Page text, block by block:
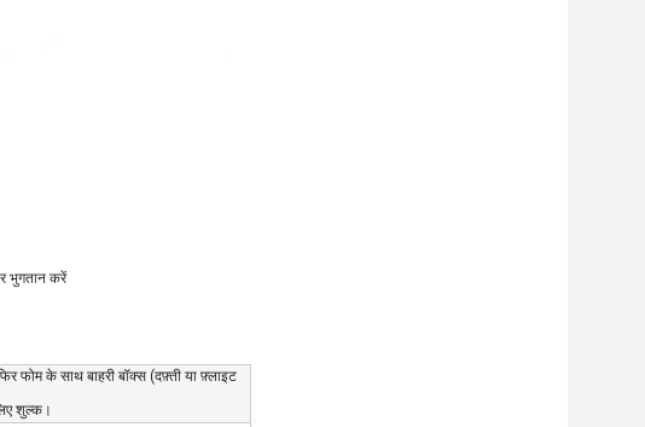
भुगतान करें
फोम के साथ बाहरी बॉक्स (दफ़्ती या फ़्लाइट
शुल्क।